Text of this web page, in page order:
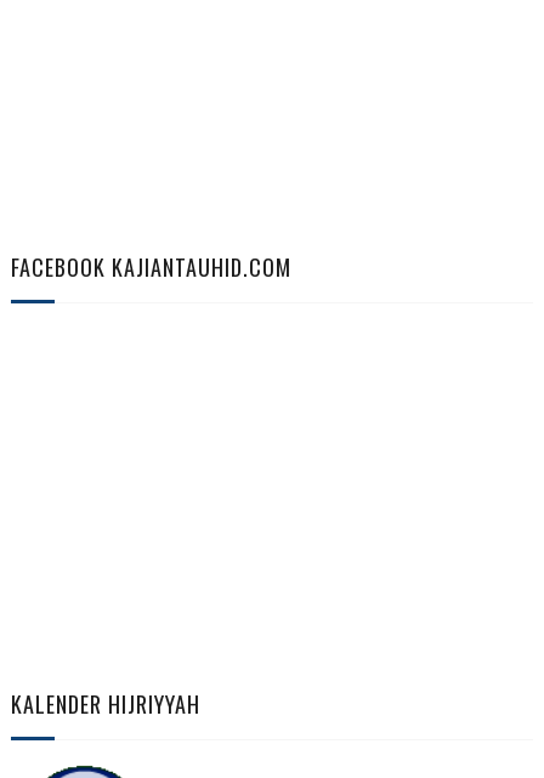
FACEBOOK KAJIANTAUHID.COM
KALENDER HIJRIYYAH